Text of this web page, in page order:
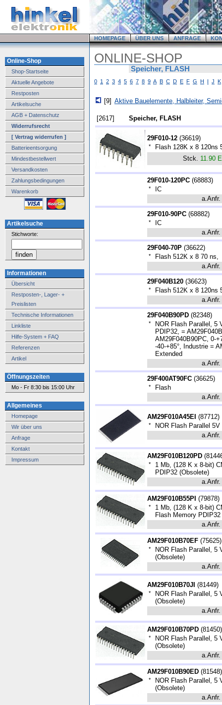
HOMEPAGE ÜBER UNS ANFRAGE
Online-Shop
Shop-Startseite
Aktuelle Angebote
Restposten
Artikelsuche
AGB + Datenschutz
Widerrufsrecht
[ Vertrag widerrufen ]
Batterieentsorgung
Mindestbestellwert
Versandkosten
Zahlungsbedingungen
Warenkorb
Artikelsuche
Stichworte:
Informationen
Übersicht
Restposten-, Lager- +
Preislisten
Technische Informationen
Linkliste
Hilfe-System + FAQ
Referenzen
Artikel
Öffnungszeiten
Mo - Fr 8:30 bis 15:00 Uhr
Allgemeines
Homepage
Wir über uns
Anfrage
Kontakt
Impressum
ONLINE-SHOP
Speicher, FLASH
0 1 2 3 4 5 6 7 8 9 A B C D E F G H I J K
[9] Aktive Bauelemente, Halbleiter,
[2617] Speicher, FLASH
29F010-12 (36619)
*
Flash 128K x 8 120ns
Stck. 11.90
29F010-120PC (68883)
*
IC
a.Anfr.
29F010-90PC (68882)
*
IC
a.Anfr.
29F040-70P (36622)
*
Flash 512K x 8 70 ns,
a.Anfr.
29F040B120 (36623)
*
Flash 512K x 8 120ns
a.Anfr.
29F040B90PD (82348)
*
NOR Flash Parallel, 5
PDIP32, =
AM29F040B90PC, 0-
-40-+85°, Industrie =
Extended
a.Anfr.
29F400AT90FC (36625)
*
Flash
a.Anfr.
AM29F010A45EI (87712)
*
NOR Flash Parallel
a.Anfr.
AM29F010B120PD (
*
1 Mb, (128 K x 8-bit)
PDIP32 (Obsolete)
a.Anfr.
AM29F010B55PI (79878)
*
1 Mb, (128 K x 8-bit)
Flash Memory
a.Anfr.
AM29F010B70EF (75625)
*
NOR Flash Parallel, 5
(Obsolete)
a.Anfr.
AM29F010B70JI (81449)
*
NOR Flash Parallel, 5
(Obsolete)
a.Anfr.
AM29F010B70PD (81450)
*
NOR Flash Parallel, 5
(Obsolete)
a.Anfr.
AM29F010B90ED (81548)
*
NOR Flash Parallel, 5
(Obsolete)
a.Anfr.